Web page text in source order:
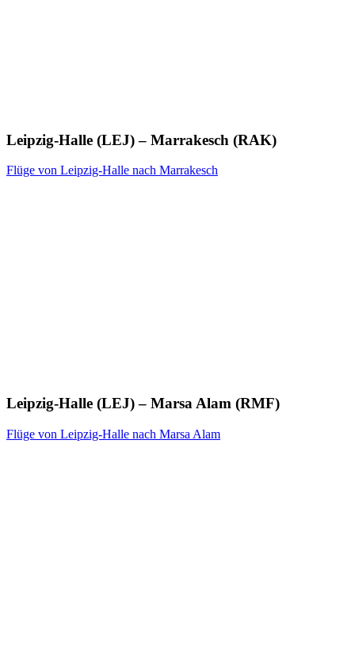
Leipzig-Halle (LEJ) – Marrakesch (RAK)
Flüge von Leipzig-Halle nach Marrakesch
Leipzig-Halle (LEJ) – Marsa Alam (RMF)
Flüge von Leipzig-Halle nach Marsa Alam